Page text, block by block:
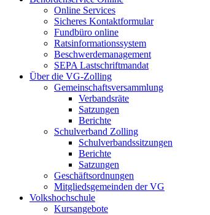
Online Services
Sicheres Kontaktformular
Fundbüro online
Ratsinformationssystem
Beschwerdemanagement
SEPA Lastschriftmandat
Über die VG-Zolling
Gemeinschaftsversammlung
Verbandsräte
Satzungen
Berichte
Schulverband Zolling
Schulverbandssitzungen
Berichte
Satzungen
Geschäftsordnungen
Mitgliedsgemeinden der VG
Volkshochschule
Kursangebote